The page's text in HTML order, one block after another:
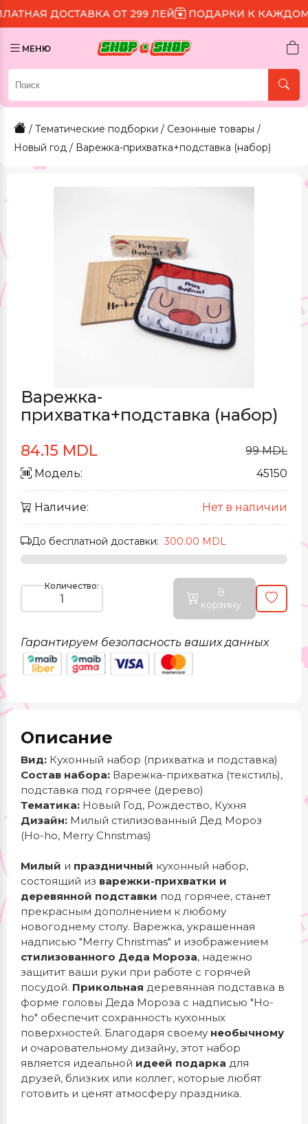
ОТ 299 ЛЕЙ ПОДАРКИ К КАЖДОМУ ЗАКАЗУ
МЕНЮ
/ Тематические подборки / Сезонные товары /
Новый год / Варежка-прихватка+подставка (набор)
Варежка-
прихватка+подставка (набор)
84.15 MDL
99 MDL
Модель:
45150
Наличие: Нет в наличии
До бесплатной доставки:300.00 MDL
Количество:
В
корзину
Гарантируем безопасность ваших данных
Описание
Вид: Кухонный набор (прихватка и подставка)
Состав набора: Варежка-прихватка (текстиль),
подставка под горячее (дерево)
Тематика: Новый Год, Рождество, Кухня
Дизайн: Милый стилизованный Дед Мороз
(Ho-ho, Merry Christmas)
Милый и праздничный кухонный набор,
состоящий из варежки-прихватки и
деревянной подставки под горячее, станет
прекрасным дополнением к любому
новогоднему столу. Варежка, украшенная
надписью "Merry Christmas" и изображением
стилизованного Деда Мороза, надежно
защитит ваши руки при работе с горячей
посудой. Прикольная деревянная подставка в
форме головы Деда Мороза с надписью "Ho-
ho" обеспечит сохранность кухонных
поверхностей. Благодаря своему необычному
и очаровательному дизайну, этот набор
является идеальной идеей подарка для
друзей, близких или коллег, которые любят
готовить и ценят атмосферу праздника.